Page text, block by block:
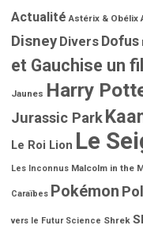
Actualité Astérix & Obélix
Disney Divers Dofus
et Gauchise un
Jaunes Harry
Jurassic Park
Le Roi Lion Le
Les Inconnus Malcolm in the
Caraïbes Pokémon
vers le Futur Science Shrek